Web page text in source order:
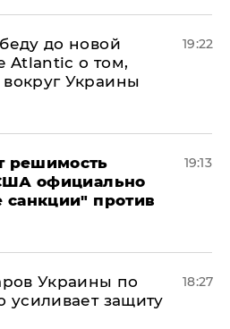
до новой
Atlantic о том,
Украины
19:22
решимость
официально
санкции" против
19:13
Украины по
усиливает защиту
18:27